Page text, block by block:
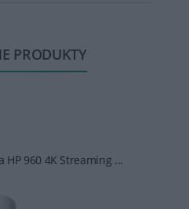
PRODUKTY
960 4K Streaming ...